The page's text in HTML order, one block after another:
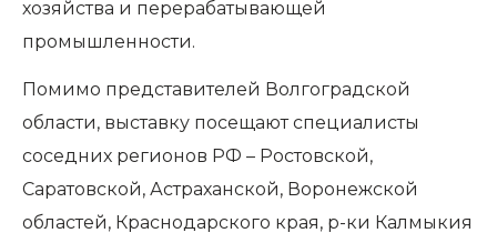
хозяйства и перерабатывающей
промышленности.
Помимо представителей Волгоградской
области, выставку посещают специалисты
соседних регионов РФ – Ростовской,
Саратовской, Астраханской, Воронежской
областей, Краснодарского края, р-ки Калмыкия